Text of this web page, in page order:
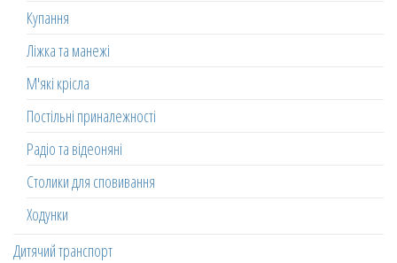
Купання
Ліжка та манежі
М'які крісла
Постільні приналежності
Радіо та відеоняні
Столики для сповивання
Ходунки
Дитячий транспорт